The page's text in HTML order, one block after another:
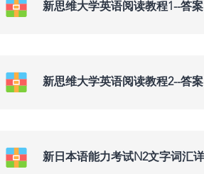
新思维大学英语阅读教程1--答案
新思维大学英语阅读教程2--答案
新日本语能力考试N2文字词汇